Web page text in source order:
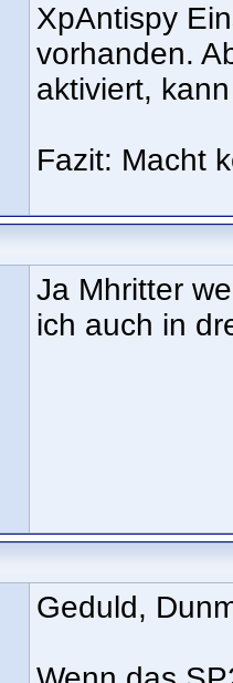
XpAntispy
vorhanden.
aktiviert,
Fazit: Macht
Ja Mhritter
ich auch in
Geduld,